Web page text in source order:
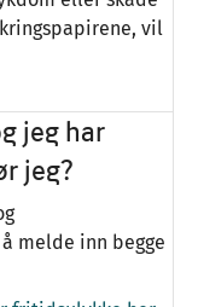
vil
jeg har
jeg?
melde inn begge